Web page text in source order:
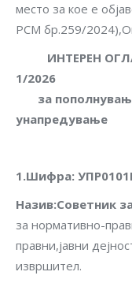
место за кое е
РСМ бр.259/
ИНТЕРЕН
1/
за
унапредување
1.Шифра:
Назив:Советник
за нормативно-
правни,јавни
извршител.